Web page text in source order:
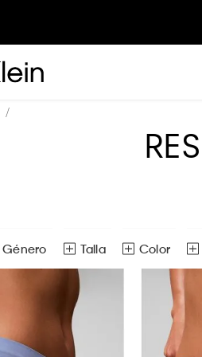
Género Color
Talla
34/A
34/DD